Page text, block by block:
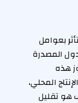
بعوامل
المصدرة
هذه
المحلي،
هو تقليل